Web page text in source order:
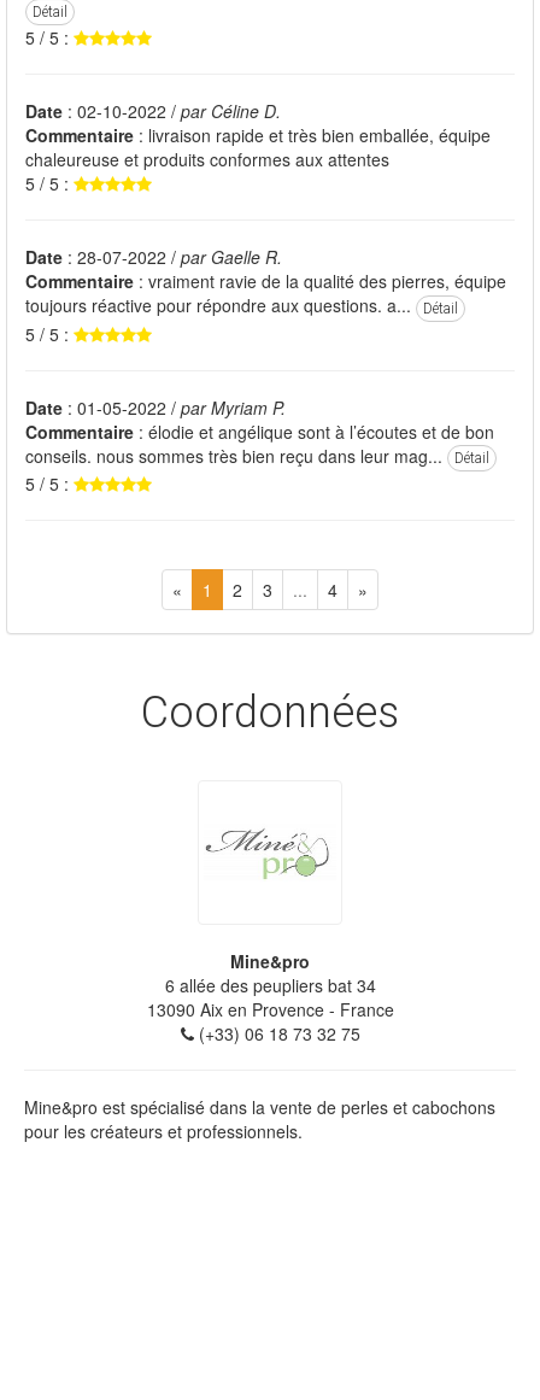
Détail
5 / 5 :
Date : 02-10-2022 / par Céline D.
Commentaire : livraison rapide et très bien emballée, équipe
chaleureuse et produits conformes aux attentes
5 / 5 :
Date : 28-07-2022 / par Gaelle R.
Commentaire : vraiment ravie de la qualité des pierres, équipe
toujours réactive pour répondre aux questions. a...
Détail
5 / 5 :
Date : 01-05-2022 / par Myriam P.
Commentaire : élodie et angélique sont à l’écoutes et de bon
conseils. nous sommes très bien reçu dans leur mag...
Détail
5 / 5 :
« 1 2 3 ... 4 »
Coordonnées
Mine&pro
6 allée des peupliers bat 34
13090 Aix en Provence- France
(+33) 06 18 73 32 75
Mine&pro est spécialisé dans la vente de perles et cabochons
pour les créateurs et professionnels.